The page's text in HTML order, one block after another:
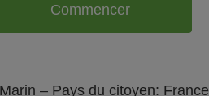
Commencer
– Pays du citoyen: France